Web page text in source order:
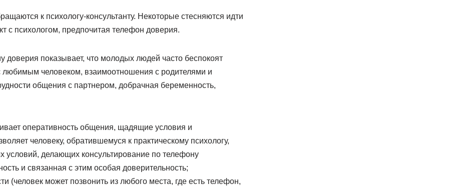
к психологу-консультанту. Некоторые стесняются идти
с психологом, предпочитая телефон доверия.
доверия показывает, что молодых людей часто беспокоят
любимым человеком, взаимоотношения с родителями и
общения с партнером, добрачная беременность,
оперативность общения, щадящие условия и
человеку, обратившемуся к практическому психологу,
условий, делающих консультирование по телефону
и связанная с этим особая доверительность;
(человек может позвонить из любого места, где есть телефон,